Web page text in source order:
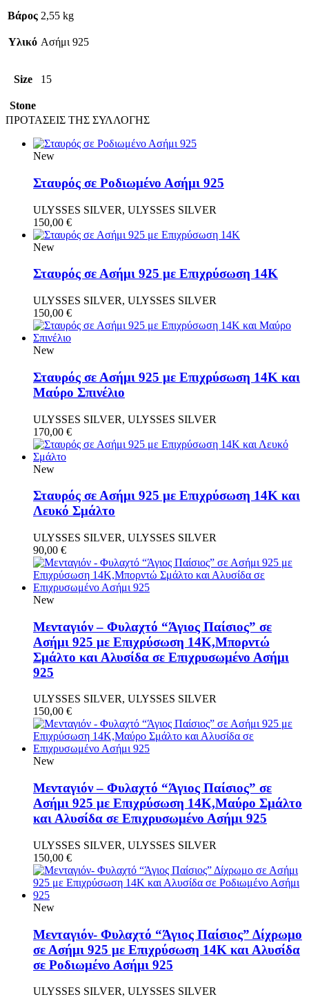
Βάρος 2,55 kg
Υλικό Ασήμι 925
Size 15
Stone
ΠΡΟΤΑΣΕΙΣ ΤΗΣ ΣΥΛΛΟΓΗΣ
New
Σταυρός σε Ροδιωμένο Ασήμι 925
ULYSSES SILVER, ULYSSES SILVER
150,00 €
New
Σταυρός σε Ασήμι 925 με Επιχρύσωση 14Κ
ULYSSES SILVER, ULYSSES SILVER
150,00 €
New
Σταυρός σε Ασήμι 925 με Επιχρύσωση 14Κ και
Μαύρο Σπινέλιο
ULYSSES SILVER, ULYSSES SILVER
170,00 €
New
Σταυρός σε Ασήμι 925 με Επιχρύσωση 14Κ και
Λευκό Σμάλτο
ULYSSES SILVER, ULYSSES SILVER
90,00 €
New
Μενταγιόν – Φυλαχτό “Άγιος Παίσιος” σε
Ασήμι 925 με Επιχρύσωση 14Κ,Μπορντώ
Σμάλτο και Αλυσίδα σε Επιχρυσωμένο Ασήμι
925
ULYSSES SILVER, ULYSSES SILVER
150,00 €
New
Μενταγιόν – Φυλαχτό “Άγιος Παίσιος” σε
Ασήμι 925 με Επιχρύσωση 14Κ,Μαύρο Σμάλτο
και Αλυσίδα σε Επιχρυσωμένο Ασήμι 925
ULYSSES SILVER, ULYSSES SILVER
150,00 €
New
Μενταγιόν- Φυλαχτό “Άγιος Παίσιος” Δίχρωμο
σε Ασήμι 925 με Επιχρύσωση 14Κ και Αλυσίδα
σε Ροδιωμένο Ασήμι 925
ULYSSES SILVER, ULYSSES SILVER